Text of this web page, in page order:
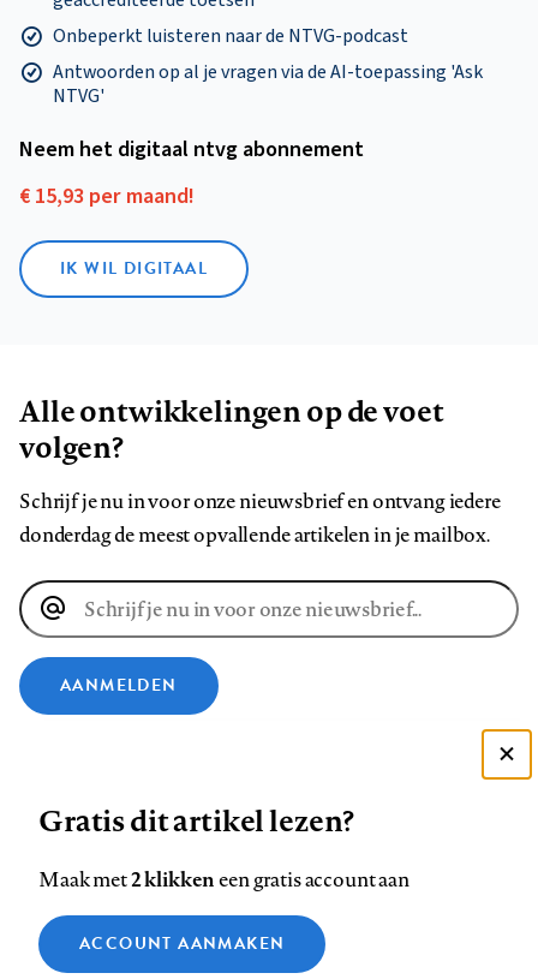
Onbeperkt luisteren naar de NTVG-podcast
Antwoorden op al je vragen via de AI-toepassing 'Ask
NTVG'
Neem het digitaal ntvg abonnement
€ 15,93 per maand!
IK WIL DIGITAAL
Alle ontwikkelingen op de voet
volgen?
Schrijf je nu in voor onze nieuwsbrief en ontvang iedere
donderdag de meest opvallende artikelen in je mailbox.
E-
mailadres
AANMELDEN
ons
op
Facebook
ons
op
LinkedIn
ons
op
Bluesky
ons
op
Instagram
ons
op
YouTube
ons
Footer
Contact Colofon Disclaimer Privacy
Medische vragen verdienen
Zie onze cookie policy
Analytische cookies
Gratis dit artikel lezen?
Maak met2 klikkeneen gratis account aan
ACCOUNT AANMAKEN